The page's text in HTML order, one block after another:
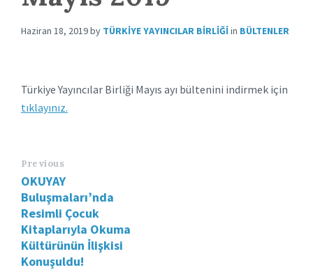
Haziran 18, 2019by TÜRKIYE YAYINCILAR BIRLIĞIin BÜLTENLER
Türkiye Yayıncılar Birliği Mayıs ayı bültenini indirmek için
tıklayınız.
Previous
OKUYAY
Buluşmaları’nda
Resimli Çocuk
Kitaplarıyla Okuma
Kültürünün İlişkisi
Konuşuldu!